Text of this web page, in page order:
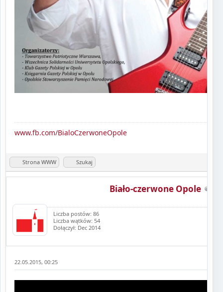
www.fb.com/BialoCzerwoneOpole
Strona WWW Szukaj
Biało-czerwone Opole
Liczba postów: 86
Liczba wątków: 54
Dołączył: Dec 2014
22.05.2015, 00:25